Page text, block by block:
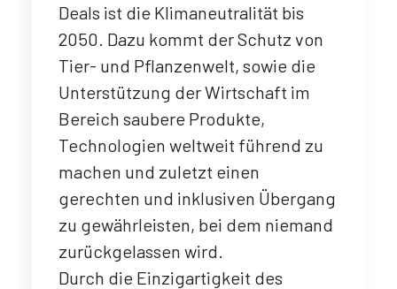
Deals ist die Klimaneutralität bis
2050. Dazu kommt der Schutz von
Tier- und Pflanzenwelt, sowie die
Unterstützung der Wirtschaft im
Bereich saubere Produkte,
Technologien weltweit führend zu
machen und zuletzt einen
gerechten und inklusiven Übergang
zu gewährleisten, bei dem niemand
zurückgelassen wird.
Durch die Einzigartigkeit des